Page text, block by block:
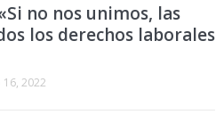
no nos unimos, las
los derechos laborales
2022